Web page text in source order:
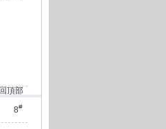
頂部
8#